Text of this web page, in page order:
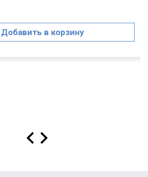
Добавить в корзину